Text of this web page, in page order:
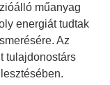
műanyag
energiát tudtak
Az
tulajdonostárs